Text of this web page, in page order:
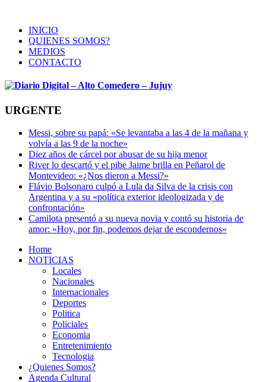
INICIO
QUIENES SOMOS?
MEDIOS
CONTACTO
URGENTE
Messi, sobre su papá: «Se levantaba a las 4 de la mañana y
volvía a las 9 de la noche»
Diez años de cárcel por abusar de su hija menor
River lo descartó y el pibe Jaime brilla en Peñarol de
Montevideo: «¿Nos dieron a Messi?»
Flávio Bolsonaro culpó a Lula da Silva de la crisis con
Argentina y a su «política exterior ideologizada y de
confrontación»
Camilota presentó a su nueva novia y contó su historia de
amor: «Hoy, por fin, podemos dejar de escondernos»
Home
NOTICIAS
Locales
Nacionales
Internacionales
Deportes
Politica
Policiales
Economia
Entretenimiento
Tecnologia
¿Quienes Somos?
Agenda Cultural